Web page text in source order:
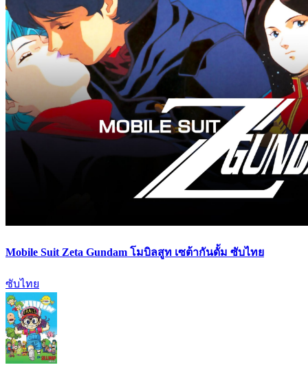
Mobile Suit Zeta Gundam โมบิลสูท เซต้ากันดั้ม ซับไทย
ซับไทย